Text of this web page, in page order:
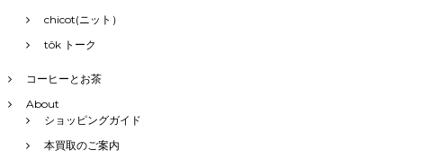
chicot(ニット）
tôk トーク
コーヒーとお茶
About
ショッピングガイド
本買取のご案内